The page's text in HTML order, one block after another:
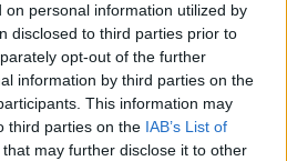
on personal information utilized by
disclosed to third parties prior to
opt-out of the further
information by third parties on the
This information may
third parties on the IAB’s List of
that may further disclose it to other
το ΕΘΝΟΣ στη Google
μεπατίνι με εμπλοκή
στη χώρα μας, αυτή τη
θύμα έναν τουρίστα.